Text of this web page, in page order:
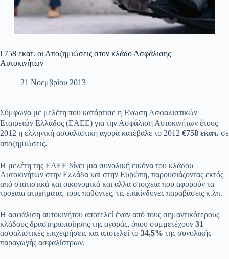
€758 εκατ. οι Αποζημιώσεις στον κλάδο Ασφάλισης
Αυτοκινήτων
21 Νοεμβρίου 2013
Σύμφωνα με μελέτη που κατάρτισε η Ένωση Ασφαλιστικών
Εταιρειών Ελλάδος (ΕΑΕΕ) για την Ασφάλιση Αυτοκινήτων έτους
2012 η ελληνική ασφαλιστική αγορά κατέβαλε το 2012 €758 εκατ. σε
αποζημιώσεις.
Η μελέτη της ΕΑΕΕ δίνει μια συνολική εικόνα του κλάδου
Αυτοκινήτων στην Ελλάδα και στην Ευρώπη, παρουσιάζοντας εκτός
από στατιστικά και οικονομικά και άλλα στοιχεία που αφορούν τα
τροχαία ατυχήματα, τους παθόντες, τις επικίνδυνες παραβάσεις κ.λπ.
Η ασφάλιση αυτοκινήτου αποτελεί έναν από τους σημαντικότερους
κλάδους δραστηριοποίησης της αγοράς, όπου συμμετέχουν 31
ασφαλιστικές επιχειρήσεις και αποτελεί το 34,5% της συνολικής
παραγωγής ασφαλίστρων.